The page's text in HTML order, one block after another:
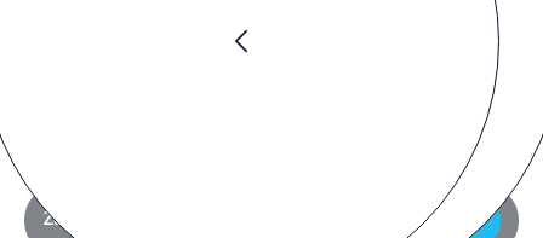
Zur Anfrageliste hinzufügen